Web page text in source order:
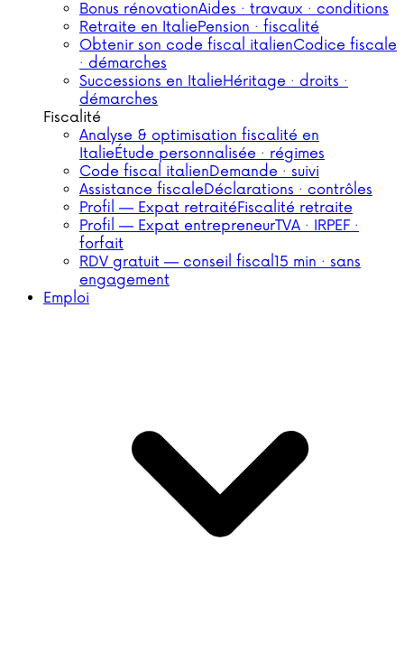
Bonus rénovationAides · travaux · conditions
Retraite en ItaliePension · fiscalité
Obtenir son code fiscal italienCodice fiscale
· démarches
Successions en ItalieHéritage · droits ·
démarches
Fiscalité
Analyse & optimisation fiscalité en
ItalieÉtude personnalisée · régimes
Code fiscal italienDemande · suivi
Assistance fiscaleDéclarations · contrôles
Profil — Expat retraitéFiscalité retraite
Profil — Expat entrepreneurTVA · IRPEF ·
forfait
RDV gratuit — conseil fiscal15 min · sans
engagement
Emploi